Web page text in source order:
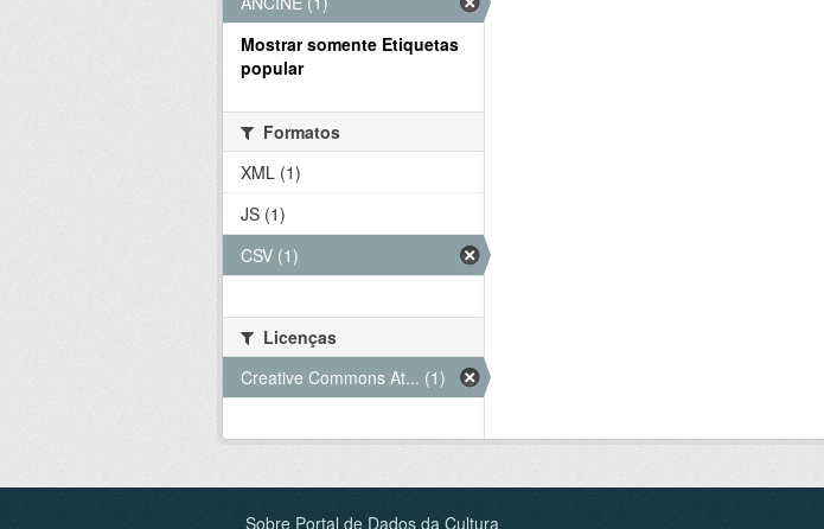
Mostrar somente Etiquetas
popular
Formatos
XML (1)
JS (1)
CSV (1)
Licenças
Creative Commons At... (1)
Sobre Portal de Dados da Cultura